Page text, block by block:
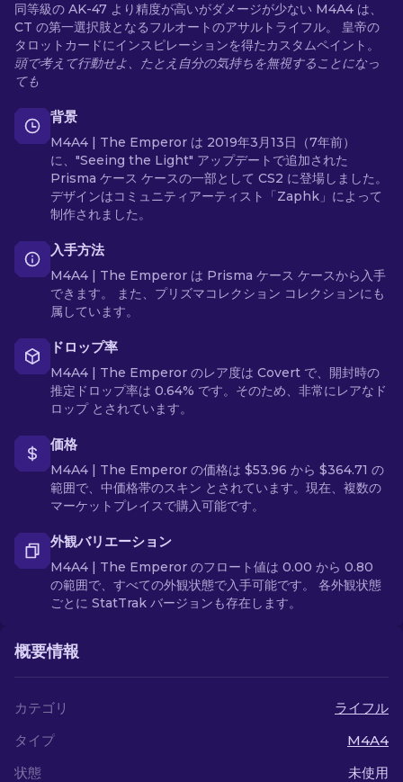
同等級の AK-47 より精度が高いがダメージが少ない M4A4 は、
CT の第一選択肢となるフルオートのアサルトライフル。 皇帝の
タロットカードにインスピレーションを得たカスタムペイント。
頭で考えて行動せよ、たとえ自分の気持ちを無視することになっ
ても
背景
M4A4 | The Emperor は 2019年3月13日（7年前）
に、"Seeing the Light" アップデートで追加された
Prisma ケース ケースの一部として CS2 に登場しました。
デザインはコミュニティアーティスト「Zaphk」によって
制作されました。
入手方法
M4A4 | The Emperor は Prisma ケース ケースから入手
できます。 また、プリズマコレクション コレクションにも
属しています。
ドロップ率
M4A4 | The Emperor のレア度は Covert で、開封時の
推定ドロップ率は 0.64% です。そのため、非常にレアなド
ロップ とされています。
価格
M4A4 | The Emperor の価格は $53.96 から $364.71 の
範囲で、中価格帯のスキン とされています。現在、複数の
マーケットプレイスで購入可能です。
外観バリエーション
M4A4 | The Emperor のフロート値は 0.00 から 0.80
の範囲で、すべての外観状態で入手可能です。 各外観状態
ごとに StatTrak バージョンも存在します。
概要情報
カテゴリ
ライフル
タイプ
M4A4
状態
未使用